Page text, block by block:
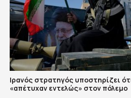
Ιρανός στρατηγός υποστηρίζει
«απέτυχαν εντελώς» στον πόλεμο